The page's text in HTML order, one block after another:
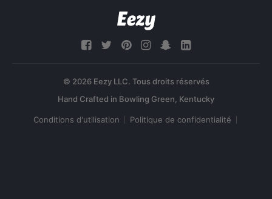
© 2026 Eezy LLC. Tous droits réservés
Conditions d'utilisation Politique de confidentialité